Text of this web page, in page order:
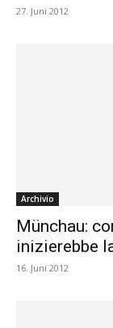
27. Juni 2012
Archivio
Münchau:
inizierebbe
16. Juni 2012